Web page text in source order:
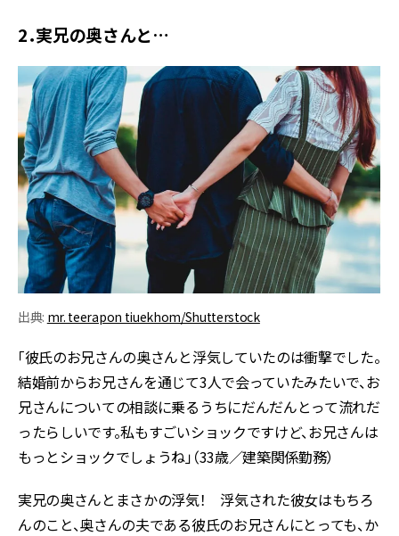
2．実兄の奥さんと…
出典: mr. teerapon tiuekhom/Shutterstock
「彼氏のお兄さんの奥さんと浮気していたのは衝撃でした。
結婚前からお兄さんを通じて3人で会っていたみたいで、お
兄さんについての相談に乗るうちにだんだんとって流れだ
ったらしいです。私もすごいショックですけど、お兄さんは
もっとショックでしょうね」（33歳／建築関係勤務）
実兄の奥さんとまさかの浮気！ 浮気された彼女はもちろ
んのこと、奥さんの夫である彼氏のお兄さんにとっても、か